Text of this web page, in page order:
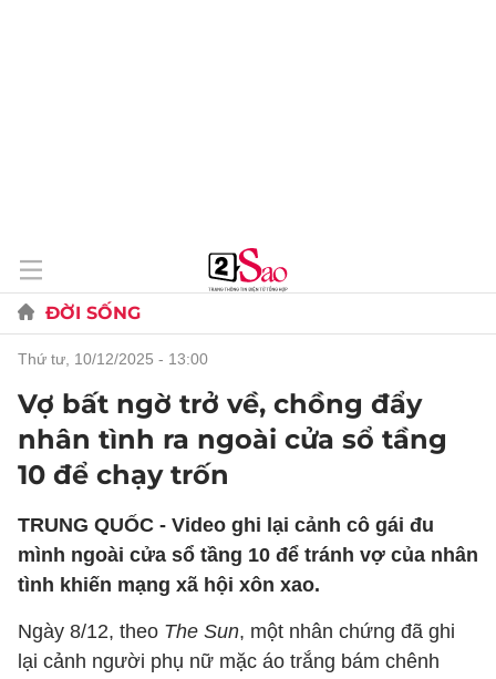
ĐỜI SỐNG
thứ tư, 10/12/2025 - 13:00
Vợ bất ngờ trở về, chồng đẩy
nhân tình ra ngoài cửa sổ tầng
10 để chạy trốn
TRUNG QUỐC - Video ghi lại cảnh cô gái đu
mình ngoài cửa sổ tầng 10 để tránh vợ của nhân
tình khiến mạng xã hội xôn xao.
Ngày 8/12, theo The Sun, một nhân chứng đã ghi
lại cảnh người phụ nữ mặc áo trắng bám chênh